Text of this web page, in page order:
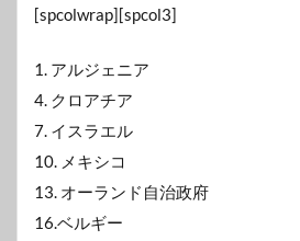
[spcolwrap][spcol3]
1. アルジェニア
4. クロアチア
7. イスラエル
10. メキシコ
13. オーランド自治政府
16.ベルギー